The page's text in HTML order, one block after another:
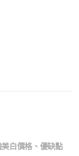
白價格、優缺點